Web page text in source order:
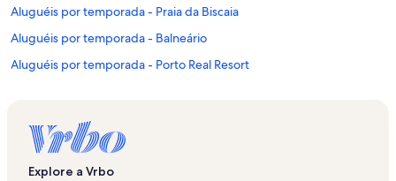
Aluguéis por temporada - Praia da Biscaia
Aluguéis por temporada - Balneário
Aluguéis por temporada - Porto Real Resort
Aluguéis por temporada - Parque das Palmeiras
Aluguéis por temporada - Portogalo
Aluguéis por temporada - Cais de Santa Luzia
Explore a Vrbo